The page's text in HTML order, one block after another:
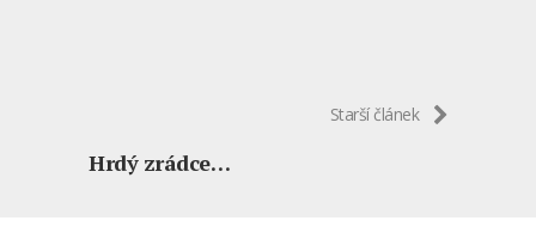
Starší článek
Hrdý zrádce…